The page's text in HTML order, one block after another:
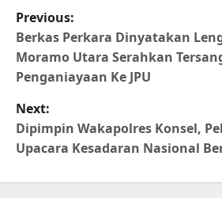
Previous:
Berkas Perkara Dinyatakan
Moramo Utara Serahkan
Penganiayaan Ke JPU
Next:
Dipimpin Wakapolres Konsel,
Upacara Kesadaran Nasional